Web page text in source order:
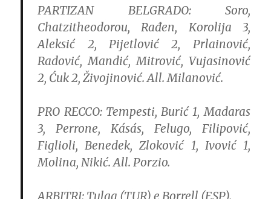
PARTIZAN BELGRADO:Soro,
Chatzitheodorou, Rađen, Korolija 3,
Aleksić 2, Pijetlović 2, Prlainović,
Radović, Mandić, Mitrović, Vujasinović
2, Ćuk 2, Živojinović. All. Milanović.
PRO RECCO:Tempesti, Burić 1, Madaras
3, Perrone, Kásás, Felugo, Filipović,
Figlioli, Benedek, Zloković 1, Ivović 1,
Molina, Nikić. All. Porzio.
ARBITRI: Tulga (TUR) e Borrell (ESP).